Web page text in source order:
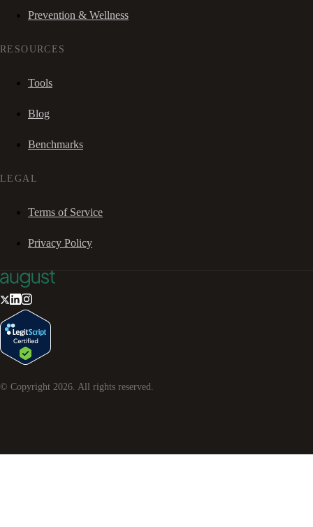
Prevention & Wellness
RESOURCES
Tools
Blog
Benchmarks
LEGAL
Terms of Service
Privacy Policy
© Copyright 2026 . All rights reserved.